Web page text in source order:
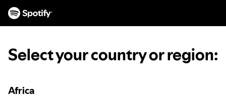
i
Select your country or region:
Africa